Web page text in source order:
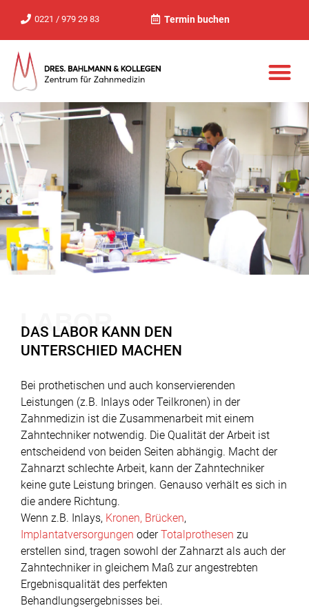
0221 / 979 29 83 Termin buchen
IN DER PRAXIS
LABOR
DAS LABOR KANN DEN
UNTERSCHIED MACHEN
Bei prothetischen und auch konservierenden
Leistungen (z.B. Inlays oder Teilkronen) in der
Zahnmedizin ist die Zusammenarbeit mit einem
Zahntechniker notwendig. Die Qualität der Arbeit ist
entscheidend von beiden Seiten abhängig. Macht der
Zahnarzt schlechte Arbeit, kann der Zahntechniker
keine gute Leistung bringen. Genauso verhält es sich in
die andere Richtung.
Wenn z.B. Inlays, Kronen, Brücken,
Implantatversorgungen oderTotalprothesen zu
erstellen sind, tragen sowohl der Zahnarzt als auch der
Zahntechniker in gleichem Maß zur angestrebten
Ergebnisqualität des perfekten
Behandlungsergebnisses bei.